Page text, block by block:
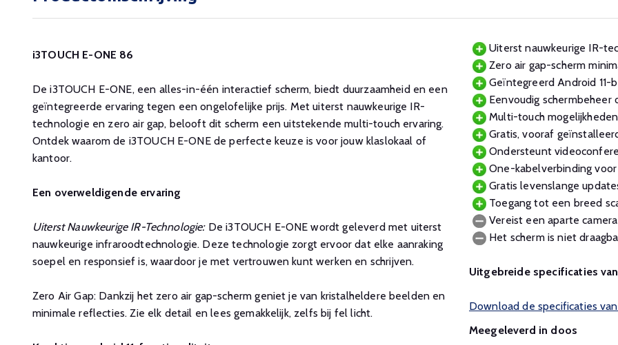
i3TOUCH E-ONE 86
De i3TOUCH E-ONE, een alles-in-één interactief scherm, biedt duurzaamheid en een
geïntegreerde ervaring tegen een ongelofelijke prijs. Met uiterst nauwkeurige IR-
technologie en zero air gap, belooft dit scherm een uitstekende multi-touch ervaring.
Ontdek waarom de i3TOUCH E-ONE de perfecte keuze is voor jouw klaslokaal of
kantoor.
Een overweldigende ervaring
Uiterst Nauwkeurige IR-Technologie:De i3TOUCH E-ONE wordt geleverd met uiterst
nauwkeurige infraroodtechnologie. Deze technologie zorgt ervoor dat elke aanraking
soepel en responsief is, waardoor je met vertrouwen kunt werken en schrijven.
Zero Air Gap: Dankzij het zero air gap-scherm geniet je van kristalheldere beelden en
minimale reflecties. Zie elk detail en lees gemakkelijk, zelfs bij fel licht.
Uiterst nauwkeurige IR-
Zero air gap-scherm
Geïntegreerd Android
Eenvoudig
Multi-touch
Gratis, vooraf
Ondersteunt
One-kabelverbinding
Gratis levenslange
Toegang tot een breed
Vereist een aparte
Het scherm is niet
Uitgebreide specificaties
Download de specificaties
Meegeleverd in doos